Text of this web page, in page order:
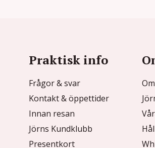
Praktisk info
Frågor & svar
Kontakt & öppettider
Innan resan
Jörns Kundklubb
Presentkort